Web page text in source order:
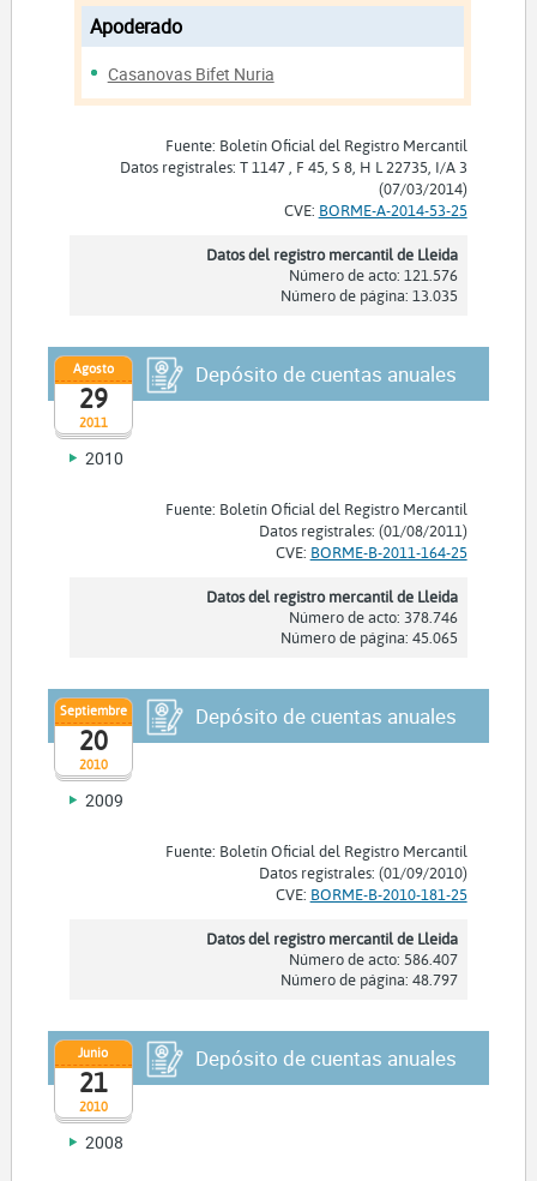
Apoderado
Casanovas Bifet Nuria
Fuente: Boletín Oficial del Registro Mercantil
Datos registrales: T 1147 , F 45, S 8, H L 22735, I/A 3
(07/03/2014)
CVE: BORME-A-2014-53-25
Datos del registro mercantil de Lleida
Número de acto: 121.576
Número de página: 13.035
2011
Agosto
29
Depósito de cuentas anuales
2010
Fuente: Boletín Oficial del Registro Mercantil
Datos registrales: (01/08/2011)
CVE: BORME-B-2011-164-25
Datos del registro mercantil de Lleida
Número de acto: 378.746
Número de página: 45.065
2010
Septiembre
20
Depósito de cuentas anuales
2009
Fuente: Boletín Oficial del Registro Mercantil
Datos registrales: (01/09/2010)
CVE: BORME-B-2010-181-25
Datos del registro mercantil de Lleida
Número de acto: 586.407
Número de página: 48.797
2010
Junio
21
Depósito de cuentas anuales
2008